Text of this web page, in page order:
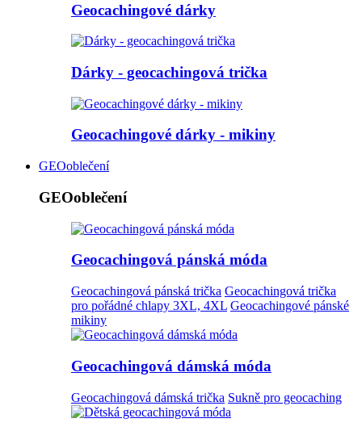
Geocachingové dárky
Dárky - geocachingová trička
Geocachingové dárky - mikiny
GEOoblečení
GEOoblečení
Geocachingová pánská móda
Geocachingová pánská trička Geocachingová trička
pro pořádné chlapy 3XL, 4XL Geocachingové pánské
mikiny
Geocachingová dámská móda
Geocachingová dámská trička Sukně pro geocaching